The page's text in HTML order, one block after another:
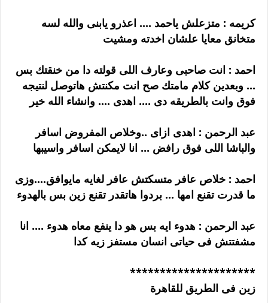
كريمه : متزعلش ياحمد .... اعذرو يابنى والله لسه
متخانق معايا علشان اخدته ومشيت
احمد : انت صاحبى وعارف اللى قولته دا من خنقتك بس
... وبعدين كلام مامتك صح انت مكنتش هاتوصل لنتيجه
فوق وانت بالطريقه دى .... اهدى .... وانشاء الله خير
عبد الرحمن : اهدى ازاى ..وخلاص المفروض اسافر
والباشا اللى فوق رافض ... انا لايمكن اسافر واسيبها
احمد : خلاص عافر متسكتش عافر لغايه مايوافق....وزى
ما قدرت تقنع امها ... بردوا هاتقدر تقنع زين بس بالهدوء
عبد الرحمن : هدوء ايه بس هو دا ينفع معاه هدوء .... انا
مشفتتش فى حياتى انسان مستفز زيه كدا
*********************
زين فى الطريق للقاهرة